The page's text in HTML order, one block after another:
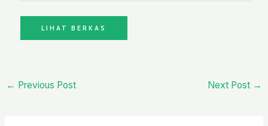
LIHAT BERKAS
← Previous Post Next Post →